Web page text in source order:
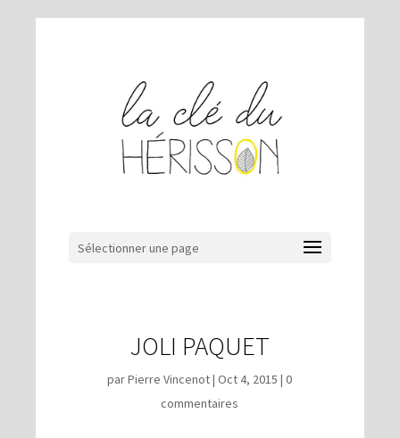
Sélectionner une page
JOLI PAQUET
parPierre Vincenot|Oct 4, 2015 |0
commentaires